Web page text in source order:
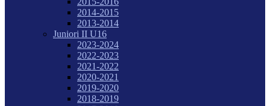
2014-2015
2013-2014
Juniori II U16
2023-2024
2022-2023
2021-2022
2020-2021
2019-2020
2018-2019